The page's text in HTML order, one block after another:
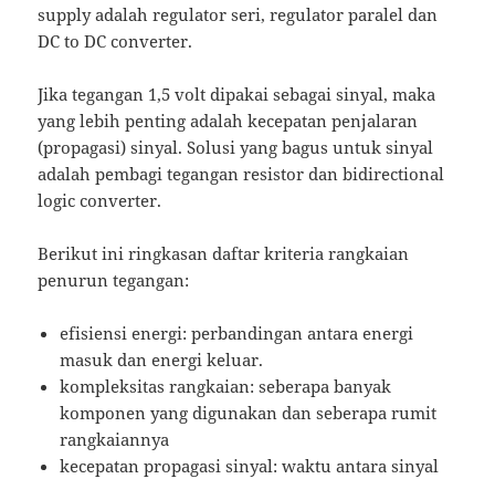
supply adalah regulator seri, regulator paralel dan
DC to DC converter.
Jika tegangan 1,5 volt dipakai sebagai sinyal, maka
yang lebih penting adalah kecepatan penjalaran
(propagasi) sinyal. Solusi yang bagus untuk sinyal
adalah pembagi tegangan resistor dan bidirectional
logic converter.
Berikut ini ringkasan daftar kriteria rangkaian
penurun tegangan:
efisiensi energi: perbandingan antara energi
masuk dan energi keluar.
kompleksitas rangkaian: seberapa banyak
komponen yang digunakan dan seberapa rumit
rangkaiannya
kecepatan propagasi sinyal: waktu antara sinyal